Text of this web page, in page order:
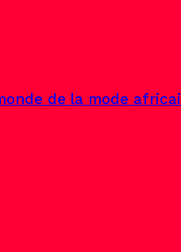
de la mode